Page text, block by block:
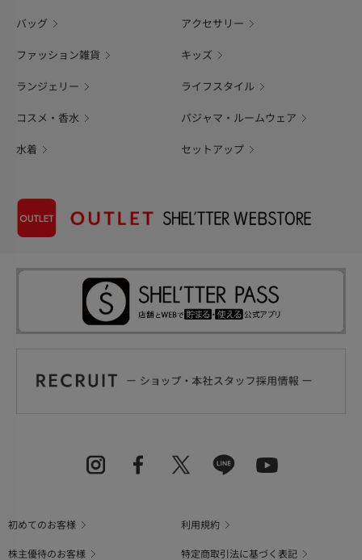
バッグ アクセサリー
ファッション雑貨 キッズ
ランジェリー ライフスタイル
コスメ・香水 パジャマ・ルームウェア
水着 セットアップ
初めてのお客様
利用規約
株主優待のお客様
特定商取引法に基づく表記